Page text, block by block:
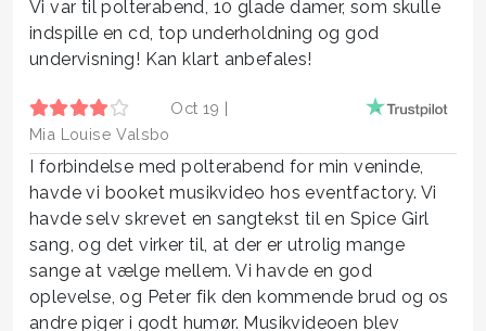
Vi var til polterabend, 10 glade damer, som skulle
indspille en cd, top underholdning og god
undervisning! Kan klart anbefales!
Oct 19 |
Mia Louise Valsbo
I forbindelse med polterabend for min veninde,
havde vi booket musikvideo hos eventfactory. Vi
havde selv skrevet en sangtekst til en Spice Girl
sang, og det virker til, at der er utrolig mange
sange at vælge mellem. Vi havde en god
oplevelse, og Peter fik den kommende brud og os
andre piger i godt humør. Musikvideoen blev